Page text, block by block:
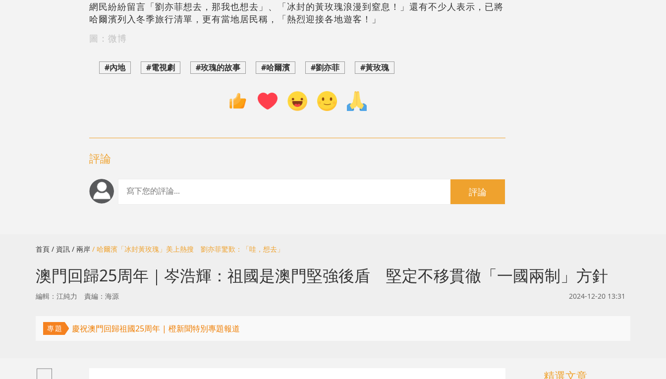
網民紛紛留言「劉亦菲想去，那我也想去」、「冰封的黃玫瑰浪漫到窒息！」還有不少人表示，已將
哈爾濱列入冬季旅行清單，更有當地居民稱，「熱烈迎接各地遊客！」
圖：微博
#內地 #電視劇 #玫瑰的故事 #哈爾濱 #劉亦菲 #黃玫瑰
評論
評論
首頁 / 資訊 / 兩岸 / 哈爾濱「冰封黃玫瑰」美上熱搜 劉亦菲驚歎：「哇，想去」
澳門回歸25周年｜岑浩輝：祖國是澳門堅強後盾 堅定不移貫徹「一國兩制」方針
編輯：江純力 責編：海源 2024-12-20 13:31
專題 慶祝澳門回歸祖國25周年 | 橙新聞特別專題報道
精選文章